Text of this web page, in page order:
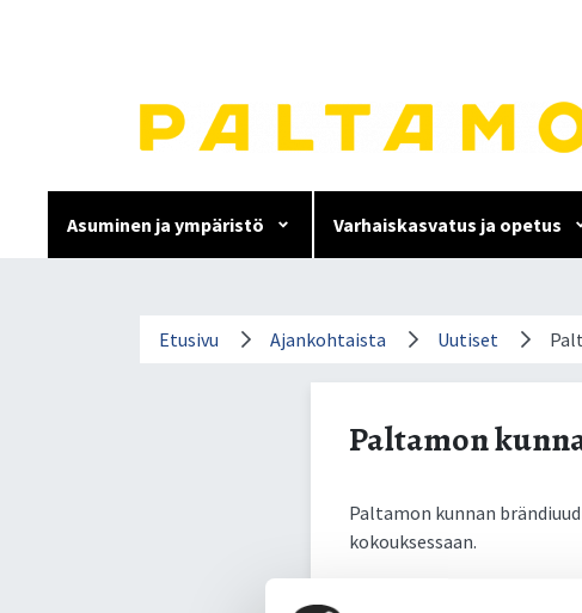
Asuminen ja ympäristö Varhaiskasvatus ja opetus
Paltamon kunnan
Etusivu Ajankohtaista Uutiset
Paltamon
Paltamon kunnan
kokouksessaan.